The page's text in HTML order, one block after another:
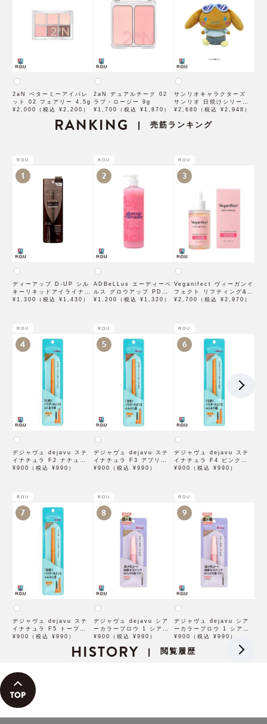
2aN ベターミーアイパレ
ット 02 フェアリー 4.5g
¥2,000（税込 ¥2,200）
2aN デュアルチーク 02
ラブ・ロージー 9g
¥1,700（税込 ¥1,870）
サンリオキャラクターズ
サンリオ 日焼けシリーズ
ぬいぐるみ シナモロール
¥2,680（税込 ¥2,948）
RANKING | 売筋ランキング
ROU
1
ディーアップ D-UP シル
キーリキッドアイライナー
WP ブラウンブラック
¥1,300（税込 ¥1,430）
ROU
2
ADBeLLus エーディーベ
ルス グロウアップ PDRN
ローション 500mL
¥1,200（税込 ¥1,320）
ROU
3
Veganifect ヴィーガンイ
フェクト リフティング&バ
ランシング フィグチェス
¥2,700（税込 ¥2,970）
ROU
4
デジャヴュ dejavu ステ
イナチュラ F2 ナチュラル
ブラウン【アイブロウ】
¥900（税込 ¥990）
ROU
5
デジャヴュ dejavu ステ
イナチュラ F3 アプリコッ
トブラウン【アイブロウ】
¥900（税込 ¥990）
ROU
6
デジャヴュ dejavu ステ
イナチュラ F4 ピンクベー
ジュ【アイブロウ】【イミ
¥900（税込 ¥990）
ROU
7
デジャヴュ dejavu ステ
イナチュラ F5 トープベー
ジュ【アイブロウ】【イミ
¥900（税込 ¥990）
ROU
8
デジャヴュ dejavu シア
ーカラーブロウ 1 シアー
ベージュ【アイブロウ】
¥900（税込 ¥990）
ROU
9
デジャヴュ dejavu シア
ーカラーブロウ 1 シアー
ブロンズ【アイブロウ】
¥900（税込 ¥990）
HISTORY | 閲覧履歴